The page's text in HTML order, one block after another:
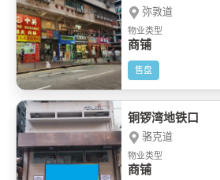
弥敦道
物业类型
商铺
售盘
铜锣湾地铁口
骆克道
物业类型
商铺